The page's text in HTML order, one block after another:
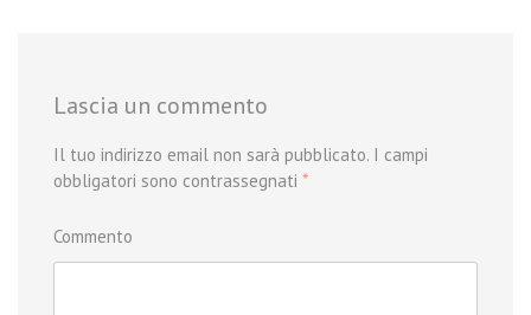
Lascia un commento
Il tuo indirizzo email non sarà pubblicato. I campi
obbligatori sono contrassegnati *
Commento